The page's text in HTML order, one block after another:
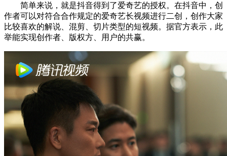
简单来说，就是抖音得到了爱奇艺的授权。在抖音中，创
作者可以对符合合作规定的爱奇艺长视频进行二创，创作大家
比较喜欢的解说、混剪、切片类型的短视频。据官方表示，此
举能实现创作者、版权方、用户的共赢。